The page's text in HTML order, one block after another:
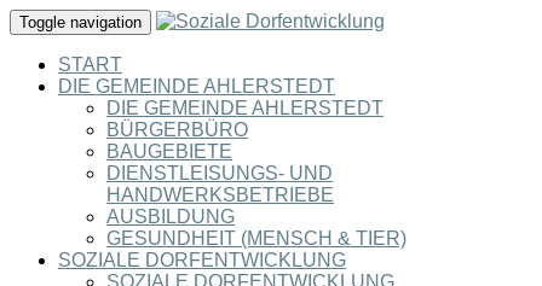
Toggle navigation
START
DIE GEMEINDE AHLERSTEDT
DIE GEMEINDE AHLERSTEDT
BÜRGERBÜRO
BAUGEBIETE
DIENSTLEISUNGS- UND
HANDWERKSBETRIEBE
AUSBILDUNG
GESUNDHEIT (MENSCH & TIER)
SOZIALE DORFENTWICKLUNG
SOZIALE DORFENTWICKLUNG